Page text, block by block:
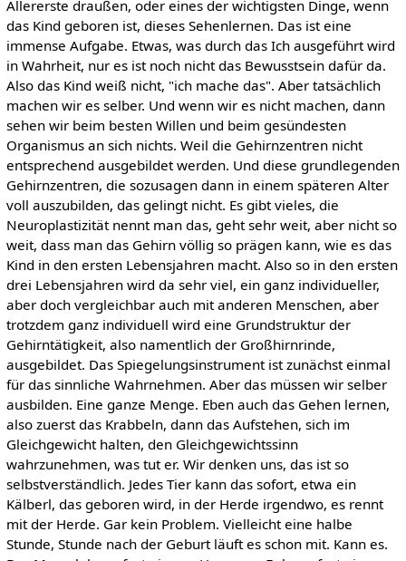
Allererste draußen, oder eines der wichtigsten Dinge, wenn
das Kind geboren ist, dieses Sehenlernen. Das ist eine
immense Aufgabe. Etwas, was durch das Ich ausgeführt wird
in Wahrheit, nur es ist noch nicht das Bewusstsein dafür da.
Also das Kind weiß nicht, "ich mache das". Aber tatsächlich
machen wir es selber. Und wenn wir es nicht machen, dann
sehen wir beim besten Willen und beim gesündesten
Organismus an sich nichts. Weil die Gehirnzentren nicht
entsprechend ausgebildet werden. Und diese grundlegenden
Gehirnzentren, die sozusagen dann in einem späteren Alter
voll auszubilden, das gelingt nicht. Es gibt vieles, die
Neuroplastizität nennt man das, geht sehr weit, aber nicht so
weit, dass man das Gehirn völlig so prägen kann, wie es das
Kind in den ersten Lebensjahren macht. Also so in den ersten
drei Lebensjahren wird da sehr viel, ein ganz individueller,
aber doch vergleichbar auch mit anderen Menschen, aber
trotzdem ganz individuell wird eine Grundstruktur der
Gehirntätigkeit, also namentlich der Großhirnrinde,
ausgebildet. Das Spiegelungsinstrument ist zunächst einmal
für das sinnliche Wahrnehmen. Aber das müssen wir selber
ausbilden. Eine ganze Menge. Eben auch das Gehen lernen,
also zuerst das Krabbeln, dann das Aufstehen, sich im
Gleichgewicht halten, den Gleichgewichtssinn
wahrzunehmen, was tut er. Wir denken uns, das ist so
selbstverständlich. Jedes Tier kann das sofort, etwa ein
Kälberl, das geboren wird, in der Herde irgendwo, es rennt
mit der Herde. Gar kein Problem. Vielleicht eine halbe
Stunde, Stunde nach der Geburt läuft es schon mit. Kann es.